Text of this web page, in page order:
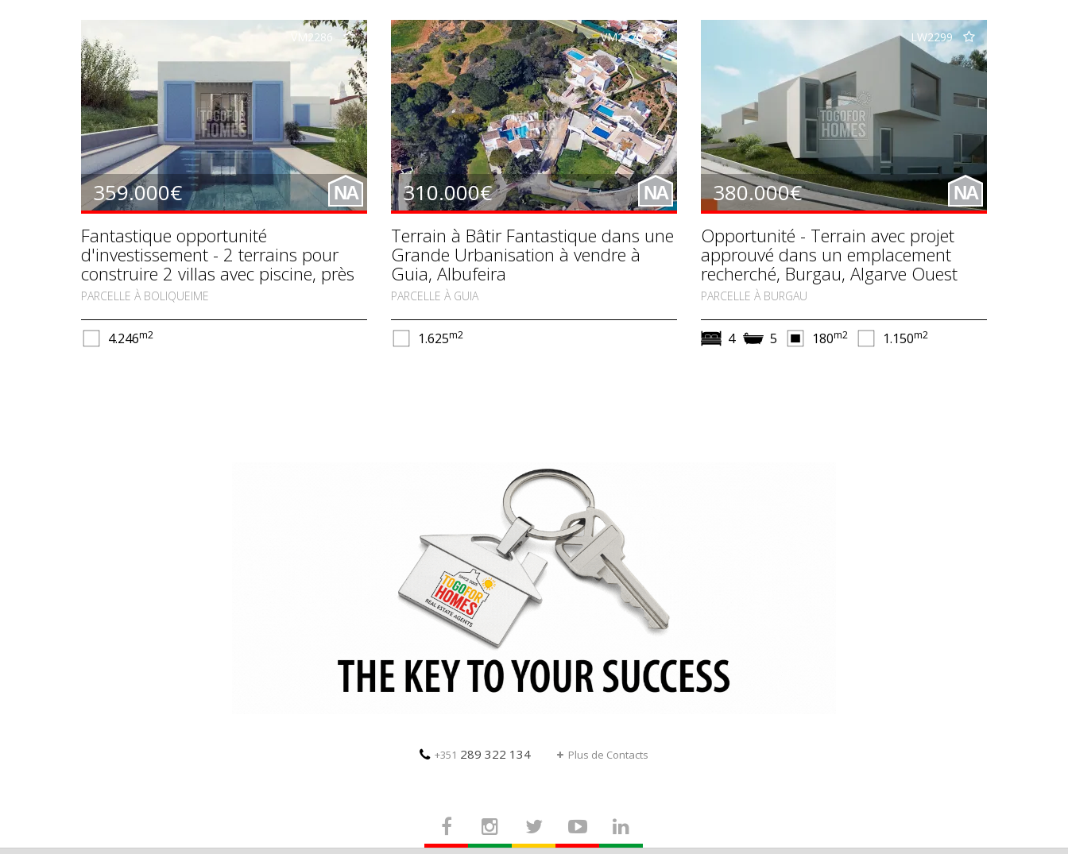
VM2286
359.000€ NA
Fantastique opportunité
d'investissement - 2 terrains pour
construire 2 villas avec piscine, près
de Boliqueime, Vilamoura
PARCELLE À BOLIQUEIME
4.246m2
VM2270
310.000€ NA
Terrain à Bâtir Fantastique dans une
Grande Urbanisation à vendre à
Guia, Albufeira
PARCELLE À GUIA
1.625m2
LW2299
380.000€ NA
Opportunité - Terrain avec projet
approuvé dans un emplacement
recherché, Burgau, Algarve Ouest
PARCELLE À BURGAU
4 5 180m2 1.150m2
+351 289 322 134 Plus de Contacts